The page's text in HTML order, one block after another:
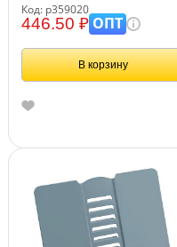
Код: р359020
446.50 ₽ОПТ
В корзину